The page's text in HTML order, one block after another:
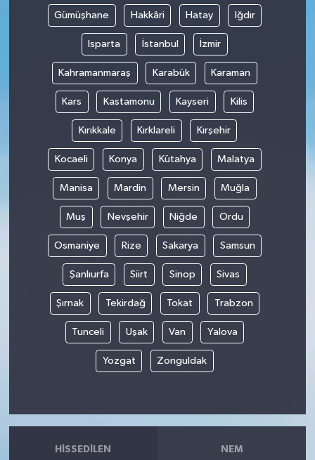
Gümüşhane Hakkâri Hatay Iğdır
Isparta İstanbul İzmir
Kahramanmaraş Karabük Karaman
Kars Kastamonu Kayseri Kilis
Kırıkkale Kırklareli Kırşehir
Kocaeli Konya Kütahya Malatya
Manisa Mardin Mersin Muğla
Muş Nevşehir Niğde Ordu
Osmaniye Rize Sakarya Samsun
Şanlıurfa Siirt Sinop Sivas
Şırnak Tekirdağ Tokat Trabzon
Tunceli Uşak Van Yalova
Yozgat Zonguldak
HISSEDILEN NEM